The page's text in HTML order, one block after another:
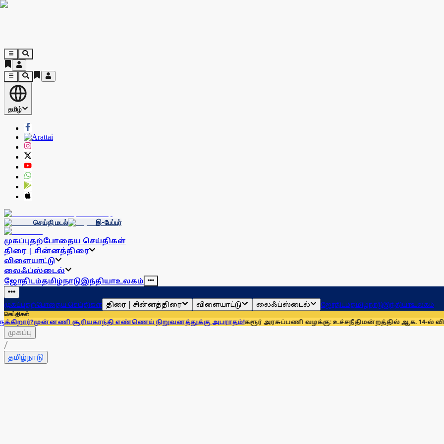
தமிழ்
செய்தி மடல் இ-பேப்பர்
முகப்புதற்போதைய செய்திகள்
திரை | சின்னத்திரை
விளையாட்டு
லைஃப்ஸ்டைல்
ஜோதிடம்தமிழ்நாடுஇந்தியாஉலகம்
முகப்புதற்போதைய செய்திகள் திரை | சின்னத்திரை விளையாட்டு லைஃப்ஸ்டைல் ஜோதிடம்தமிழ்நாடுஇந்தியாஉலகம்
செய்திகள்
சூரியகாந்தி எண்ணெய் நிறுவனத்துக்கு அபராதம்!கரூர் அரசுப்பணி வழக்கு: உச்சநீதிமன்றத்தில் ஆக. 14-ல் விசாரணை
முகப்பு
/
தமிழ்நாடு